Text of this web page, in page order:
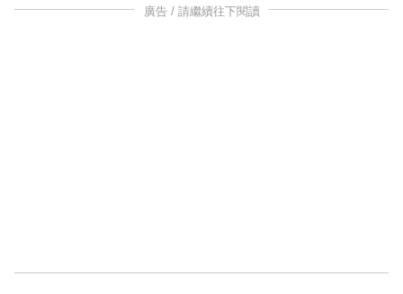
廣告 / 請繼續往下閱讀